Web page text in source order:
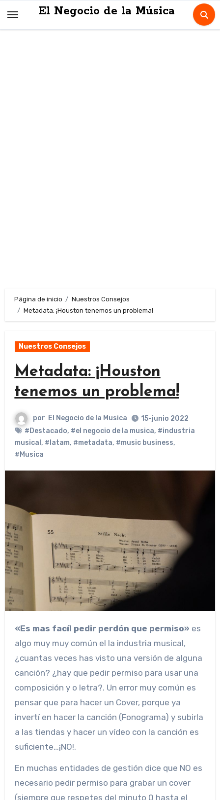
El Negocio de la Música
Página de inicio
Nuestros Consejos
Metadata: ¡Houston tenemos un problema!
Nuestros Consejos
Metadata: ¡Houston
tenemos un problema!
por El Negocio de la Musica
15-junio 2022
#Destacado, #el negocio de la musica, #industria
musical , #latam, #metadata, #music business,
#Musica
«Es mas facíl pedir perdón que permiso» es
algo muy muy común el la industria musical,
¿cuantas veces has visto una versión de alguna
canción? ¿hay que pedir permiso para usar una
composición y o letra?. Un error muy común es
pensar que para hacer un Cover, porque ya
invertí en hacer la canción (Fonograma) y subirla
a las tiendas y hacer un vídeo con la canción es
suficiente…¡NO!.
En muchas entidades de gestión dice que NO es
necesario pedir permiso para grabar un cover
(siempre que respetes del minuto 0 hasta el